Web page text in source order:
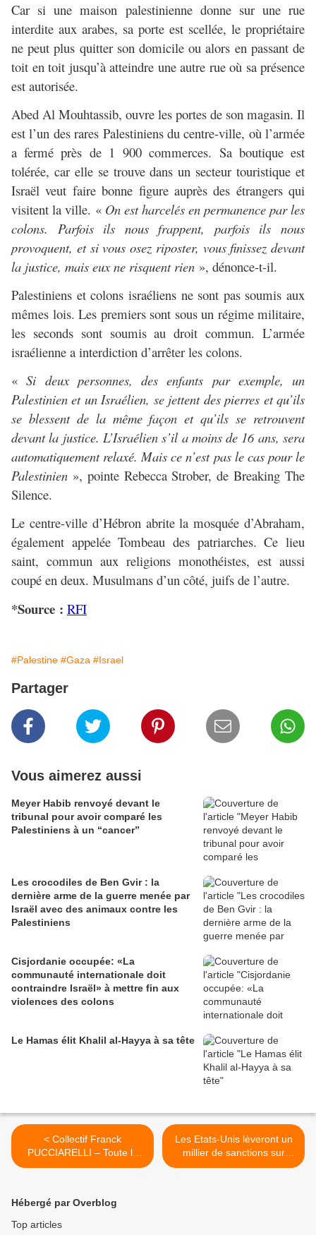
Car si une maison palestinienne donne sur une rue
interdite aux arabes, sa porte est scellée, le propriétaire
ne peut plus quitter son domicile ou alors en passant de
toit en toit jusqu’à atteindre une autre rue où sa présence
est autorisée.
Abed Al Mouhtassib, ouvre les portes de son magasin. Il
est l’un des rares Palestiniens du centre-ville, où l’armée
a fermé près de 1 900 commerces. Sa boutique est
tolérée, car elle se trouve dans un secteur touristique et
Israël veut faire bonne figure auprès des étrangers qui
visitent la ville. « On est harcelés en permanence par les
colons. Parfois ils nous frappent, parfois ils nous
provoquent, et si vous osez riposter, vous finissez devant
la justice, mais eux ne risquent rien », dénonce-t-il.
Palestiniens et colons israéliens ne sont pas soumis aux
mêmes lois. Les premiers sont sous un régime militaire,
les seconds sont soumis au droit commun. L’armée
israélienne a interdiction d’arrêter les colons.
«Si deux personnes, des enfants par exemple, un
Palestinien et un Israélien, se jettent des pierres et qu’ils
se blessent de la même façon et qu’ils se retrouvent
devant la justice. L’Israélien s’il a moins de 16 ans, sera
automatiquement relaxé. Mais ce n’est pas le cas pour le
Palestinien », pointe Rebecca Strober, de Breaking The
Silence.
Le centre-ville d’Hébron abrite la mosquée d’Abraham,
également appelée Tombeau des patriarches. Ce lieu
saint, commun aux religions monothéistes, est aussi
coupé en deux. Musulmans d’un côté, juifs de l’autre.
*Source : RFI
#Palestine #Gaza #Israel
Partager
Vous aimerez aussi
Meyer Habib renvoyé devant le
tribunal pour avoir comparé les
Palestiniens à un “cancer”
Les crocodiles de Ben Gvir : la
dernière arme de la guerre menée par
Israël avec des animaux contre les
Palestiniens
Cisjordanie occupée: «La
communauté internationale doit
contraindre Israël» à mettre fin aux
violences des colons
Le Hamas élit Khalil al-Hayya à sa tête
< Collectif Franck
PUCCIARELLI – Toute la
vérité sur son décès
Les Etats-Unis lèveront un
millier de sanctions sur
l'Iran et en maintiendront
Hébergé par Overblog
Top articles